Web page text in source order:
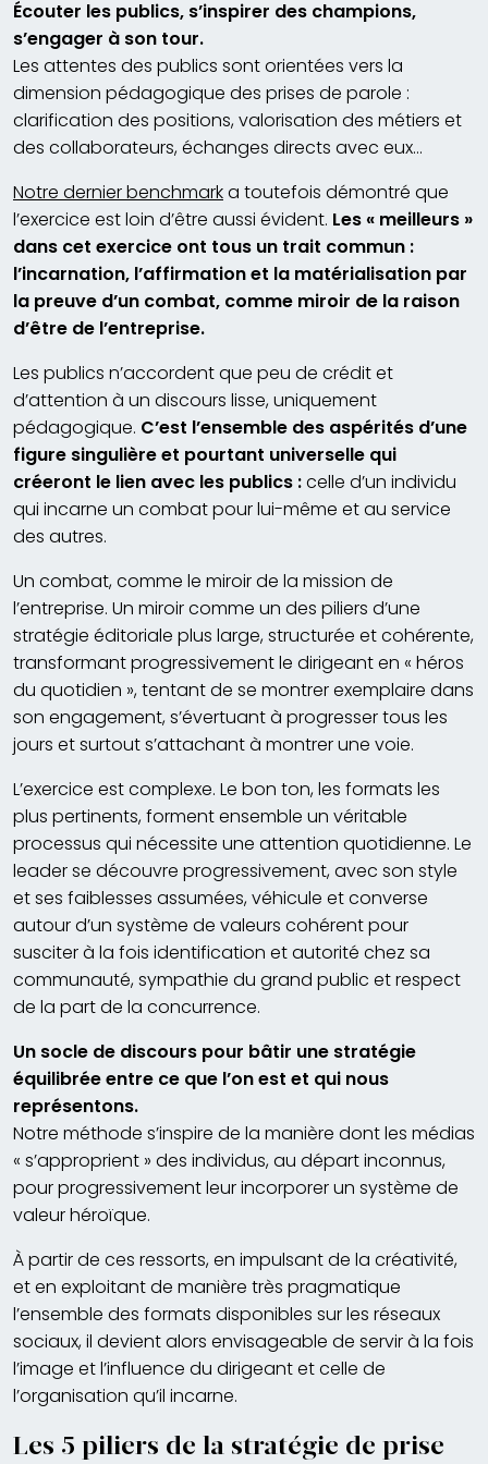
Écouter les publics, s’inspirer des champions,
s’engager à son tour.
Les attentes des publics sont orientées vers la
dimension pédagogique des prises de parole :
clarification des positions, valorisation des métiers et
des collaborateurs, échanges directs avec eux…
Notre dernier benchmarka toutefois démontré que
l’exercice est loin d’être aussi évident. Les « meilleurs »
dans cet exercice ont tous un trait commun :
l’incarnation, l’affirmation et la matérialisation par
la preuve d’un combat, comme miroir de la raison
d’être de l’entreprise.
Les publics n’accordent que peu de crédit et
d’attention à un discours lisse, uniquement
pédagogique. C’est l’ensemble des aspérités d’une
figure singulière et pourtant universelle qui
créeront le lien avec les publics :celle d’un individu
qui incarne un combat pour lui-même et au service
des autres.
Un combat, comme le miroir de la mission de
l’entreprise. Un miroir comme un des piliers d’une
stratégie éditoriale plus large, structurée et cohérente,
transformant progressivement le dirigeant en « héros
du quotidien », tentant de se montrer exemplaire dans
son engagement, s’évertuant à progresser tous les
jours et surtout s’attachant à montrer une voie.
L’exercice est complexe. Le bon ton, les formats les
plus pertinents, forment ensemble un véritable
processus qui nécessite une attention quotidienne. Le
leader se découvre progressivement, avec son style
et ses faiblesses assumées, véhicule et converse
autour d’un système de valeurs cohérent pour
susciter à la fois identification et autorité chez sa
communauté, sympathie du grand public et respect
de la part de la concurrence.
Un socle de discours pour bâtir une stratégie
équilibrée entre ce que l’on est et qui nous
représentons.
Notre méthode s’inspire de la manière dont les médias
« s’approprient » des individus, au départ inconnus,
pour progressivement leur incorporer un système de
valeur héroïque.
À partir de ces ressorts, en impulsant de la créativité,
et en exploitant de manière très pragmatique
l’ensemble des formats disponibles sur les réseaux
sociaux, il devient alors envisageable de servir à la fois
l’image et l’influence du dirigeant et celle de
l’organisation qu’il incarne.
Les 5 piliers de la stratégie de prise